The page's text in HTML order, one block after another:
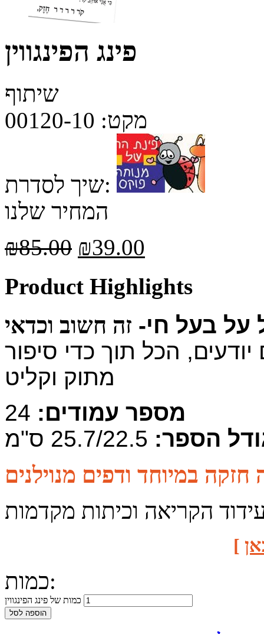
פינג הפינגווין
שיתוף
מקט: 00120-10
שיך לסדרת:
המחיר שלנו
₪85.00 ₪39.00
Product Highlights
על בעל חי-
הכל תוך כדי סיפור
מתוק וקליט
מספר עמודים:
הספר:
הקריאה וכיתות מקדמות
]
כמות:
כמות של פינג הפינגווין
הוספה לסל